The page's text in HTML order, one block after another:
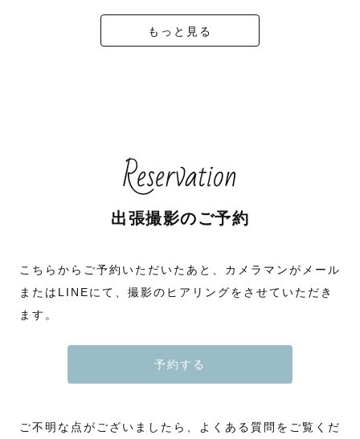
もっと見る
Reservation
出張撮影のご予約
こちらからご予約いただいたあと、カメラマンがメール
またはLINEにて、撮影のヒアリングをさせていただき
ます。
予約する
ご不明な点がございましたら、よくある質問をご覧くだ